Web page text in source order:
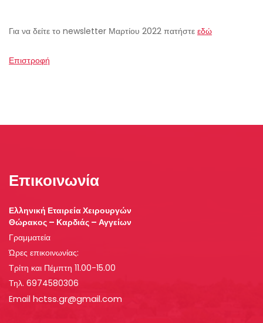
Για να δείτε το newsletter Μαρτίου 2022 πατήστε εδώ
Επιστροφή
Επικοινωνία
Ελληνική Εταιρεία Χειρουργών
Θώρακος – Καρδιάς – Αγγείων
Γραμματεία
Ώρες επικοινωνίας:
Τρίτη και Πέμπτη 11.00-15.00
Τηλ. 6974580306
Email hctss.gr@gmail.com